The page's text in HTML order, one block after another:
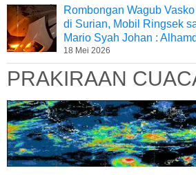
Rombongan Wagub
di Surian, Mobil Ringsek
Mario Syah Johan :
18 Mei 2026
PRAKIRAAN